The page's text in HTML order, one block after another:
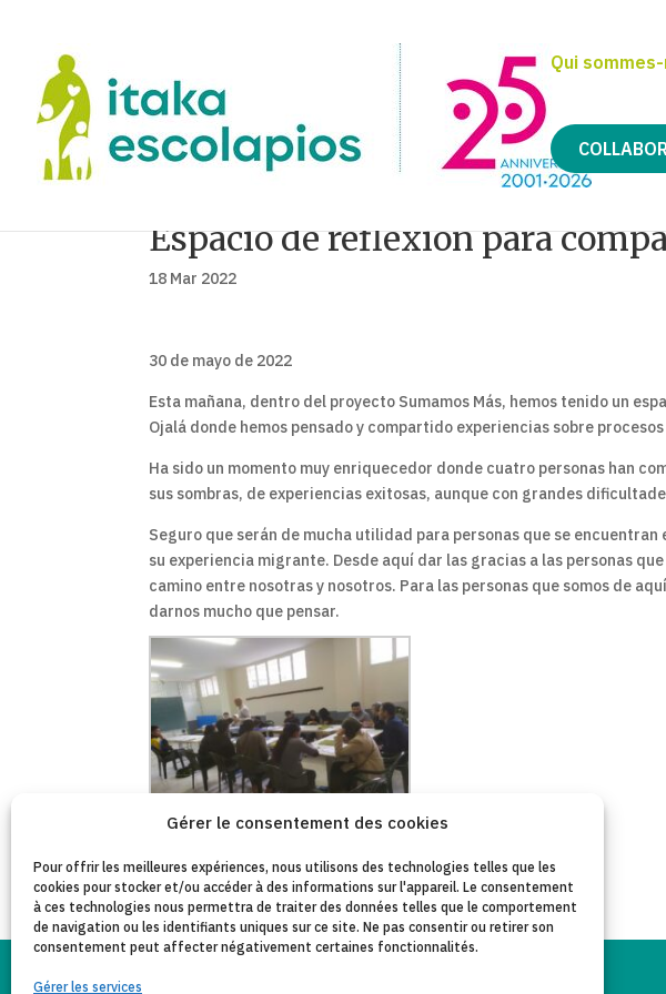
Gérer le consentement des cookies
Pour offrir les meilleures expériences, nous utilisons des technologies telles que les
cookies pour stocker et/ou accéder à des informations sur l'appareil. Le consentement
à ces technologies nous permettra de traiter des données telles que le comportement
de navigation ou les identifiants uniques sur ce site. Ne pas consentir ou retirer son
consentement peut affecter négativement certaines fonctionnalités.
Gérer les services
Qui
Espacio de reflexión para
18 Mar 2022
30 de mayo de 2022
Esta mañana, dentro del proyecto Sumamos Más, hemos tenido un
Ojalá donde hemos pensado y compartido experiencias sobre
Ha sido un momento muy enriquecedor donde cuatro personas han
sus sombras, de experiencias exitosas, aunque con grandes
Seguro que serán de mucha utilidad para personas que se
su experiencia migrante. Desde aquí dar las gracias a las personas
camino entre nosotras y nosotros. Para las personas que somos de
darnos mucho que pensar.